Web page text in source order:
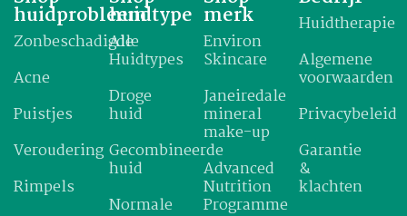
huidprobleem
Zonbeschadigde
Acne
Puistjes
Veroudering
Rimpels
huidtype
Alle
Huidtypes
Droge
huid
Gecombineerde
huid
Normale
merk
Environ
Skincare
Janeiredale
mineral
make-up
Advanced
Nutrition
Programme
Huidtherapie
Algemene
voorwaarden
Privacybeleid
Garantie
&
klachten